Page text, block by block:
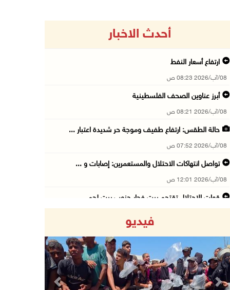
أحدث الاخبار
ارتفاع أسعار النفط
08/آب/2026 08:23 ص
أبرز عناوين الصحف الفلسطينية
08/آب/2026 08:21 ص
حالة الطقس: ارتفاع طفيف وموجة حر شديدة اعتبار ...
08/آب/2026 07:52 ص
تواصل انتهاكات الاحتلال والمستعمرين: إصابات و ...
08/آب/2026 12:01 ص
قوات الاحتلال تقتحم بيت فجار جنوب بيت لحم
07/آب/2026 11:11 م
قوات الاحتلال تقتحم بيت لحم
07/آب/2026 10:40 م
فيديو
Previous Next